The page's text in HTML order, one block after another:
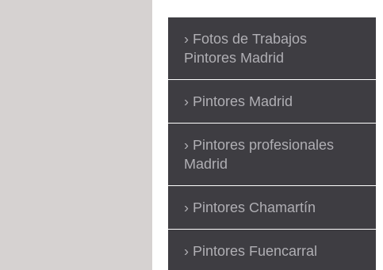
Fotos de Trabajos
Pintores Madrid
Pintores Madrid
Pintores profesionales
Madrid
Pintores Chamartín
Pintores Fuencarral